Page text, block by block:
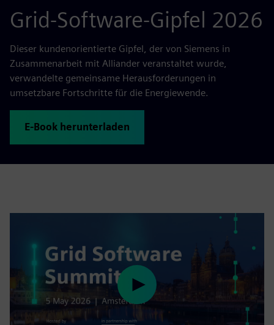
Grid-Software-Gipfel 2026
Dieser kundenorientierte Gipfel, der von Siemens in
Zusammenarbeit mit Alliander veranstaltet wurde,
verwandelte gemeinsame Herausforderungen in
umsetzbare Fortschritte für die Energiewende.
E-Book herunterladen
Play